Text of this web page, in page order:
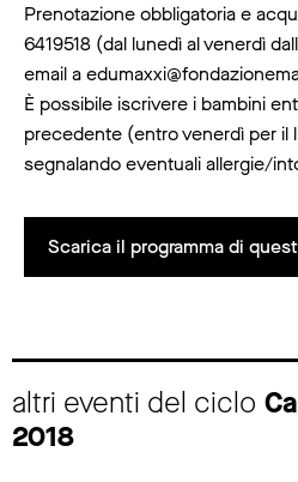
Prenotazione obbligatoria e
6419518 (dal lunedì al venerdì
email a
È possibile iscrivere i bambini
precedente (entro venerdì per il
segnalando eventuali allergie/
Scarica il programma di
altri eventi del ciclo
2018